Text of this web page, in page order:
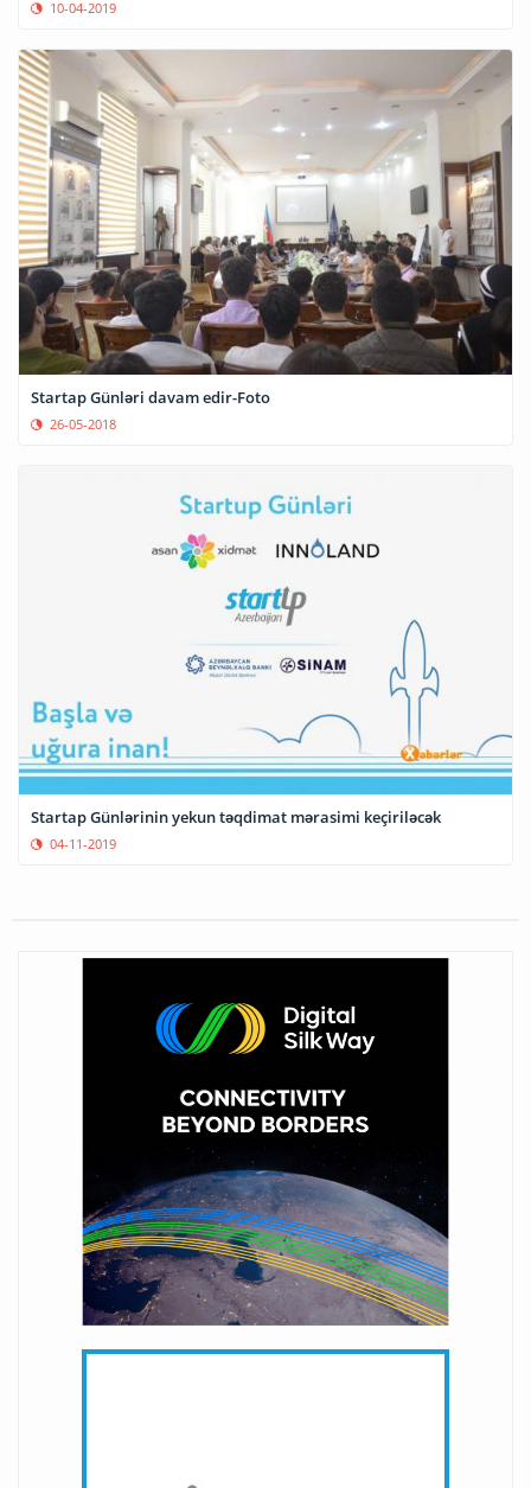
10-04-2019
Startap Günləri davam edir-Foto
26-05-2018
Startap Günlərinin yekun təqdimat mərasimi keçiriləcək
04-11-2019